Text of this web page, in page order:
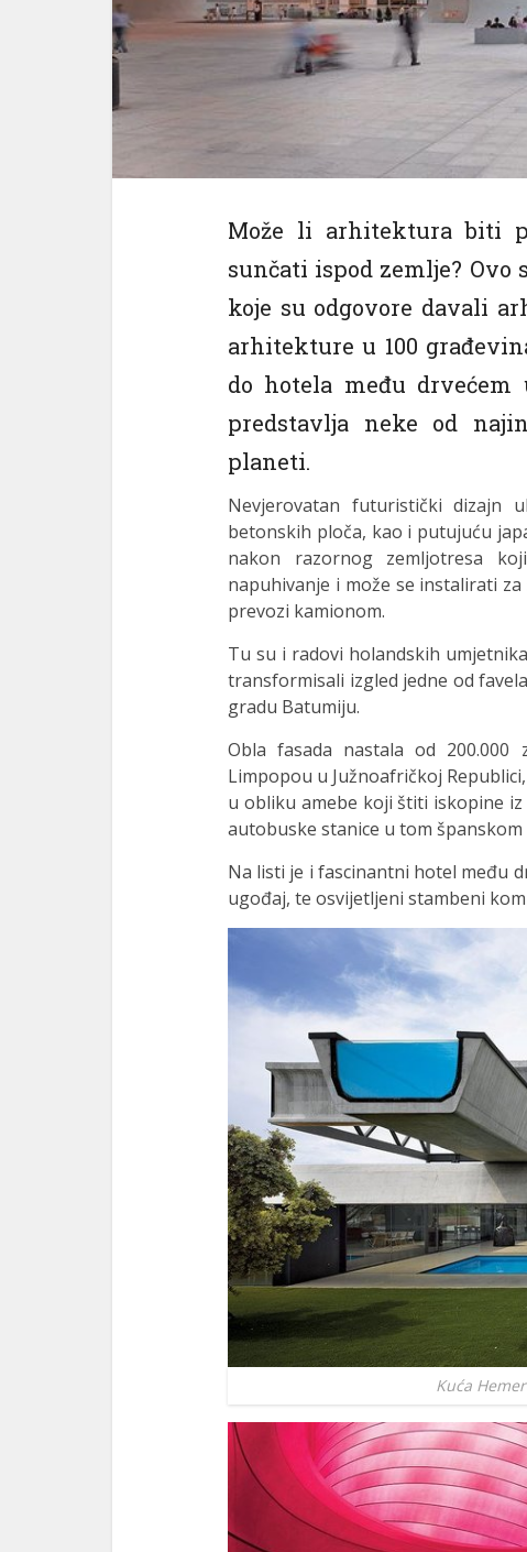
Može li arhitektura biti
sunčati ispod zemlje? Ovo
koje su odgovore davali
arhitekture u 100
do hotela među drvećem
predstavlja neke od
planeti.
Nevjerovatan futuristički dizajn
betonskih ploča, kao i putujuću
nakon razornog zemljotresa
napuhivanje i može se instalirati
prevozi kamionom.
Tu su i radovi holandskih
transformisali izgled jedne od
gradu Batumiju.
Obla fasada nastala od
Limpopou u Južnoafričkoj
u obliku amebe koji štiti iskopine
autobuske stanice u tom španskom
Na listi je i fascinantni hotel među
ugođaj, te osvijetljeni stambeni
Kuća